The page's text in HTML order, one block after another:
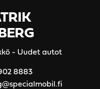
- Uudet autot
8883